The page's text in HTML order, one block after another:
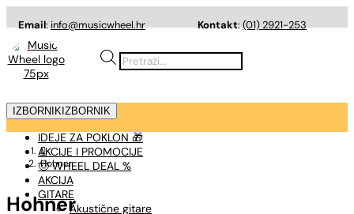
Email:info@musicwheel.hr Kontakt:(01) 2921-253
Products
search
IZBORNIK IZBORNIK
IDEJE ZA POKLON 🎁
AKCIJE I PROMOCIJE
🤠 WHEEL DEAL %
AKCIJA
GITARE
Akustične gitare

Hohner
Hohner